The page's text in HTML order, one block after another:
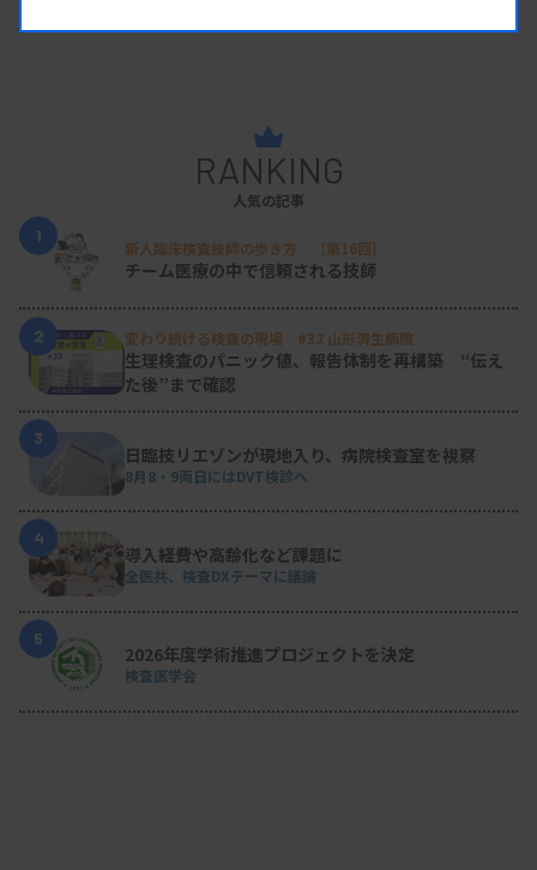
RANKING
人気の記事
1
新人臨床検査技師の歩き方 ［第16回］
チーム医療の中で信頼される技師
2 変わり続ける検査の現場 #32 山形済生病院
生理検査のパニック値、報告体制を再構築 “伝え
た後”まで確認
3
日臨技リエゾンが現地入り、病院検査室を視察
8月8・9両日にはDVT検診へ
4
導入経費や高齢化など課題に
全医共、検査DXテーマに議論
5
2026年度学術推進プロジェクトを決定
検査医学会